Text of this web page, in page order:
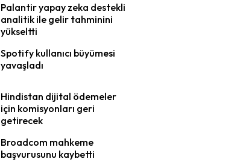
Palantir yapay zeka destekli
analitik ile gelir tahminini
yükseltti
Spotify kullanıcı büyümesi
yavaşladı
Hindistan dijital ödemeler
için komisyonları geri
getirecek
Broadcom mahkeme
başvurusunu kaybetti